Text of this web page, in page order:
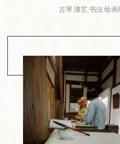
古琴 漆艺 书法 绘